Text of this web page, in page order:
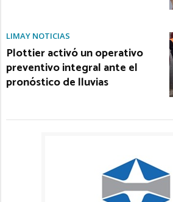
LIMAY NOTICIAS
Plottier activó un operativo
preventivo integral ante el
pronóstico de lluvias